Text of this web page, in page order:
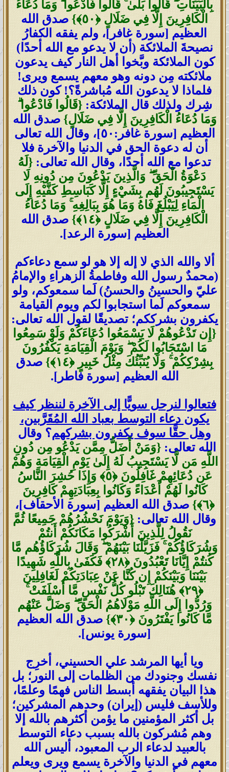
بِالْبَيِّنَاتِ ۖ قَالُوا بَلَىٰ ۚ قَالُوا فَادْعُوا ۗ وَمَا دُعَاءُ
الْكَافِرِينَ إِلَّا فِي ضَلَالٍ ‎﴿٥٠﴾‏}
صدق الله
العظيم [سورة غافر]، ولم يفقه الكفارُ
نصيحةَ الملائكة (أن لا يدعو مع الله أحدًا)
كون الملائكة وبَّخوا أهل النار كيف يدعون
ملائكته مِن دونه وهو معهم يسمع ويرى!
فلماذا لا يدعون الله مُباشرةً؟! كون ذلك
شِرك ولذلك قال الملائكة:{قَالُوا فَادْعُوا ۗ
وَمَا دُعَاءُ الْكَافِرِينَ إِلَّا فِي ضَلَالٍ} صدق الله
العظيم [سورة غافر:٥٠]
، وقال الله تعالى
أن له دعوة الحق في الدنيا والآخرة فلا
تدعوا مع الله أحدًا، وقال الله تعالى: {لَهُ
دَعْوَةُ الْحَقِّ ۖ وَالَّذِينَ يَدْعُونَ مِن دُونِهِ لَا
يَسْتَجِيبُونَ لَهُم بِشَيْءٍ إِلَّا كَبَاسِطِ كَفَّيْهِ إِلَى
الْمَاءِ لِيَبْلُغَ فَاهُ وَمَا هُوَ بِبَالِغِهِ ۚ وَمَا دُعَاءُ
الْكَافِرِينَ إِلَّا فِي ضَلَالٍ ‎﴿١٤﴾‏}
صدق الله
العظيم [سورة الرعد].
ألا والله الذي لا إله إلا هو لو سمع دعاءكم
(محمدٌ رسول الله وفاطمةُ الزهراءِ والإمامُ
عليّ والحسينُ والحسنُ) لَما سمعوكم، ولو
سمعوكم لَما استجابوا لكم ويوم القيامة
يكفرون بشرككم؛ تصديقًا لقول الله تعالى:
{إِن تَدْعُوهُمْ لَا يَسْمَعُوا دُعَاءَكُمْ وَلَوْ سَمِعُوا
مَا اسْتَجَابُوا لَكُمْ ۖ وَيَوْمَ الْقِيَامَةِ يَكْفُرُونَ
بِشِرْكِكُمْ ۚ وَلَا يُنَبِّئُكَ مِثْلُ خَبِيرٍ ‎﴿١٤﴾}
صدق
الله العظيم [سورة فاطر].
فتعالوا لنرحل سويًّا إلى الآخرة لننظر كيف
يكون دعاء التوسط بعباد الله المُقَرَّبين،
وهل حقًّا سوف يكفرون بشركهم؟ وقال
الله تعالى: {وَمَنْ أَضَلُّ مِمَّن يَدْعُو مِن دُونِ
اللَّهِ مَن لَّا يَسْتَجِيبُ لَهُ إِلَىٰ يَوْمِ الْقِيَامَةِ وَهُمْ
عَن دُعَائِهِمْ غَافِلُونَ ‎﴿٥﴾ ‏وَإِذَا حُشِرَ النَّاسُ
كَانُوا لَهُمْ أَعْدَاءً وَكَانُوا بِعِبَادَتِهِمْ كَافِرِينَ
‎﴿٦﴾‏}
صدق الله العظيم [سورة الأحقاف]،
وقال الله تعالى: {وَيَوْمَ نَحْشُرُهُمْ جَمِيعًا ثُمَّ
نَقُولُ لِلَّذِينَ أَشْرَكُوا مَكَانَكُمْ أَنتُمْ
وَشُرَكَاؤُكُمْ ۚ فَزَيَّلْنَا بَيْنَهُمْ ۖ وَقَالَ شُرَكَاؤُهُم مَّا
كُنتُمْ إِيَّانَا تَعْبُدُونَ ‎﴿٢٨﴾‏ فَكَفَىٰ بِاللَّهِ شَهِيدًا
بَيْنَنَا وَبَيْنَكُمْ إِن كُنَّا عَنْ عِبَادَتِكُمْ لَغَافِلِينَ
‎﴿٢٩﴾‏ هُنَالِكَ تَبْلُو كُلُّ نَفْسٍ مَّا أَسْلَفَتْ ۚ
وَرُدُّوا إِلَى اللَّهِ مَوْلَاهُمُ الْحَقِّ ۖ وَضَلَّ عَنْهُم
مَّا كَانُوا يَفْتَرُونَ ‎﴿٣٠﴾}
صدق الله العظيم
[سورة يونس].
ويا أيها المرشد علي الحسيني، أخرِج
نفسك وجنودك من الظلمات إلى النور؛ بل
هذا البيان يفقهه أبسط الناس فهمًا وعلمًا،
وللأسف فليس (إيران) وحدهم المشركين؛
بل أكثر المؤمنين ما يؤمن أكثرهم بالله إلا
وهم مُشركون بالله بسبب دعاء التوسط
بالعبيد لدعاء الرب المعبود، أليس الله
معهم في الدنيا والآخرة يسمع ويرى ويعلم